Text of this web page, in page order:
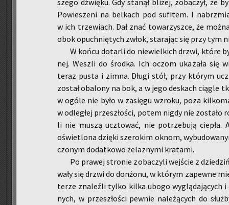
sze­go dźwię­ku. Gdy sta­nął bli­żej, zo­ba­czył,
Po­wie­sze­ni na bel­kach pod su­fi­tem. I
w ich trze­wiach. Dał znać to­wa­rzysz­ce, że
obok opuch­nię­tych zwłok, sta­ra­jąc się przy tym
W końcu do­tar­li do nie­wiel­kich drzwi, które
nej. We­szli do środ­ka. Ich oczom uka­za­ła się
teraz pusta i zimna. Długi stół, przy któ­rym
zo­stał oba­lo­ny na bok, a w jego de­skach cią­gle
w ogóle nie było w za­się­gu wzro­ku, poza
w od­le­głej prze­szło­ści, potem nigdy nie
li nie muszą uczto­wać, nie po­trze­bu­ją cie­pła.
oświe­tlo­na dzię­ki sze­ro­kim oknom,
czo­nym do­dat­ko­wo że­la­zny­mi kra­ta­mi.
Po pra­wej stro­nie zo­ba­czy­li wej­ście z
wa­ły się drzwi do don­żo­nu, w któ­rym za­pew­ne
te­rze zna­leź­li tylko kilka ubogo wy­glą­da­ją­cych
nych, w prze­szło­ści pew­nie na­le­żą­cych do